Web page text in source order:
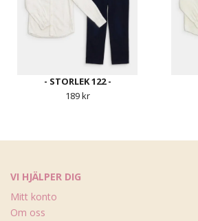
- STORLEK 122 -
189 kr
VI HJÄLPER DIG
Mitt konto
Om oss